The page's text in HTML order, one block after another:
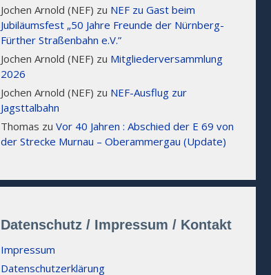
Jochen Arnold (NEF) zu NEF zu Gast beim
Jubiläumsfest „50 Jahre Freunde der Nürnberg-
Fürther Straßenbahn e.V.”
Jochen Arnold (NEF) zu Mitgliederversammlung
2026
Jochen Arnold (NEF) zu NEF-Ausflug zur
Jagsttalbahn
Thomas zu Vor 40 Jahren : Abschied der E 69 von
der Strecke Murnau – Oberammergau (Update)
Datenschutz / Impressum / Kontakt
Impressum
Datenschutzerklärung